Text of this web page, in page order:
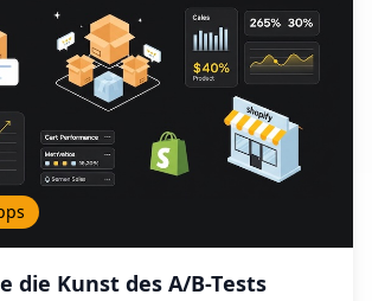
die Kunst des A/B-Tests